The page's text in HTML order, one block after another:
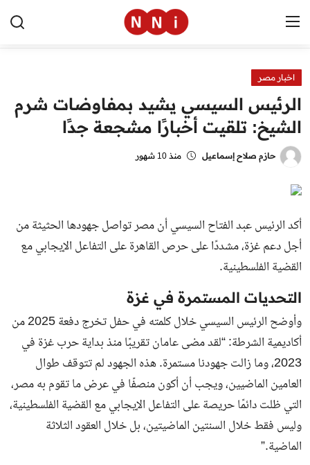
الرئيسية
اخبار مصر
العالم
تقنية
التعليم
منوعات
اخبار مصر
الرئيس السيسي يشيد بمفاوضات شرم
الشيخ: تلقيت أخبارًا مشجعة جدًا
حازم صلاح إسماعيل منذ 10 شهور
أكد الرئيس عبد الفتاح السيسي أن مصر تواصل جهودها الحثيثة من
أجل دعم غزة، مشددًا على حرص القاهرة على التفاعل الإيجابي مع
القضية الفلسطينية.
التحديات المستمرة في غزة
وأوضح الرئيس السيسي خلال كلمته في حفل تخرج دفعة 2025 من
أكاديمية الشرطة: “لقد مضى عامان تقريبًا منذ بداية حرب غزة في
2023، وما زالت جهودنا مستمرة. هذه الجهود لم تتوقف طوال
العامين الماضيين، ويجب أن أكون منصفًا في عرض ما تقوم به مصر،
التي ظلت دائمًا حريصة على التفاعل الإيجابي مع القضية الفلسطينية،
وليس فقط خلال السنتين الماضيتين، بل خلال العقود الثلاثة
الماضية.”